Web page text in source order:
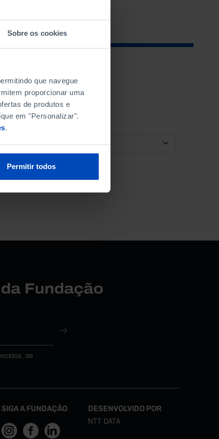
Sobre os cookies
que navegue
proporcionar uma
de produtos e
em "Personalizar".
.
Permitir todos
ORDENAR POR
Fundação
de
SIGA A FUNDAÇÃO DESENVOLVIDO POR
NTT DATA